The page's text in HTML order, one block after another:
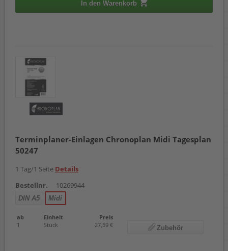
In den Warenkorb
Terminplaner-Einlagen Chronoplan Midi Tagesplan
50247
1 Tag/1 Seite Details
Bestellnr.
10269944
DIN A5 Midi
ab Einheit
Preis
1
Stück 27,59 € Zubehör